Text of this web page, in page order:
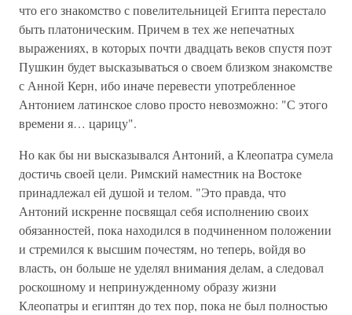
что его знакомство с повелительницей Египта перестало
быть платоническим. Причем в тех же непечатных
выражениях, в которых почти двадцать веков спустя поэт
Пушкин будет высказываться о своем близком знакомстве
с Анной Керн, ибо иначе перевести употребленное
Антонием латинское слово просто невозможно: "С этого
времени я… царицу".
Но как бы ни высказывался Антоний, а Клеопатра сумела
достичь своей цели. Римский наместник на Востоке
принадлежал ей душой и телом. "Это правда, что
Антоний искренне посвящал себя исполнению своих
обязанностей, пока находился в подчиненном положении
и стремился к высшим почестям, но теперь, войдя во
власть, он больше не уделял внимания делам, а следовал
роскошному и непринужденному образу жизни
Клеопатры и египтян до тех пор, пока не был полностью